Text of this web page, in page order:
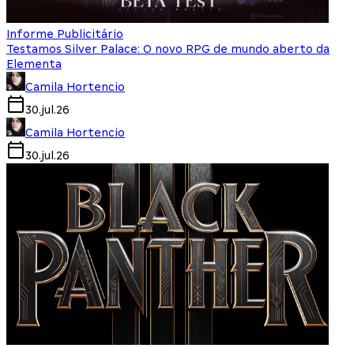
Informe Publicitário
Testamos Silver Palace: O novo RPG de mundo aberto da
Elementa
Camila Hortencio
30.jul.26
Camila Hortencio
30.jul.26